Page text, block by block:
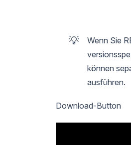
💡
Wenn Sie
können
ausführen.
Download-Button